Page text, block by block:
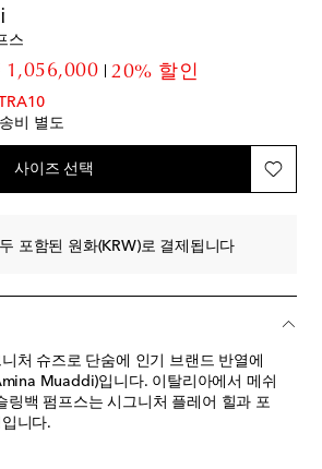
스
pricediscount price
20% 할인
비 별도
사이즈 선택
포함된 원화(KRW)로 결제됩니다
처 슈즈로 단숨에 인기 브랜드 반열에
Muaddi)입니다. 이탈리아에서 메쉬
링백 펌프스는 시그니처 플레어 힐과 포
니다.